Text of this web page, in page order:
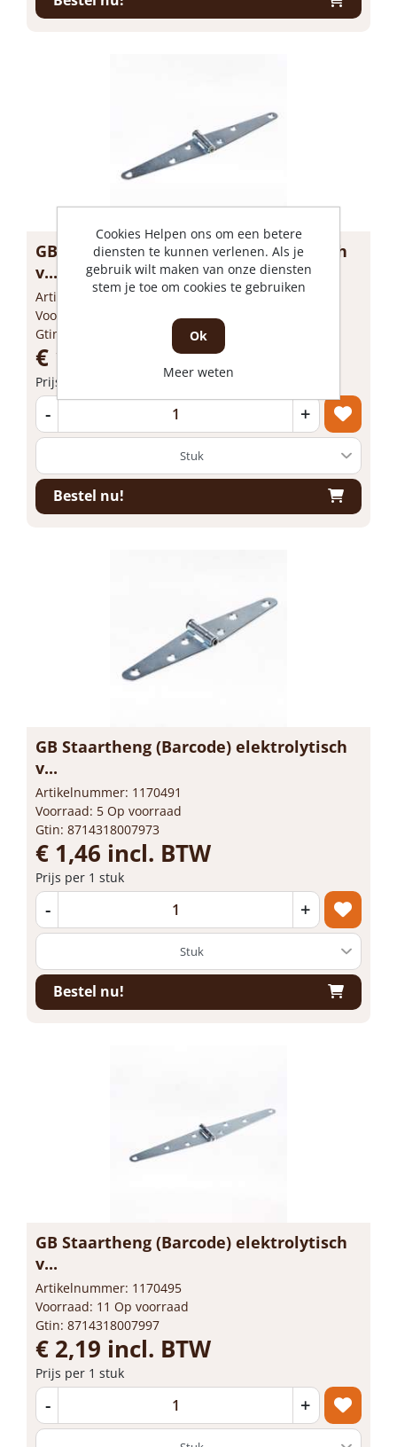
GB Staartheng (Barcode) elektrolytisch
v...
Artikelnummer: 1170493
Voorraad: 23 Op voorraad
Gtin: 8714318007980
€ 1,61 incl. BTW
Prijs per 1 stuk
- +
Bestel nu!
GB Staartheng (Barcode) elektrolytisch
v...
Artikelnummer: 1170491
Voorraad: 5 Op voorraad
Gtin: 8714318007973
€ 1,46 incl. BTW
Prijs per 1 stuk
- +
Bestel nu!
GB Staartheng (Barcode) elektrolytisch
v...
Artikelnummer: 1170495
Voorraad: 11 Op voorraad
Gtin: 8714318007997
€ 2,19 incl. BTW
Prijs per 1 stuk
- +
Cookies Helpen ons om een betere
diensten te kunnen verlenen. Als je
gebruik wilt maken van onze diensten
stem je toe om cookies te gebruiken
Ok
Meer weten